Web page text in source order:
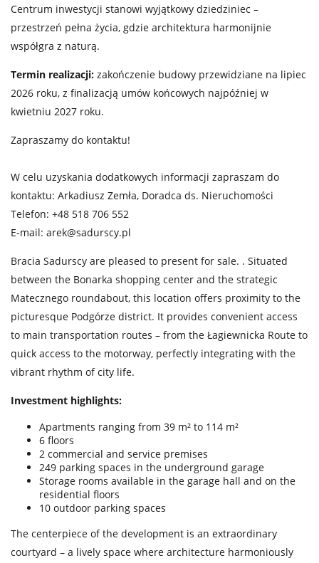
Centrum inwestycji stanowi wyjątkowy dziedziniec –
przestrzeń pełna życia, gdzie architektura harmonijnie
współgra z naturą.
Termin realizacji: zakończenie budowy przewidziane na lipiec
2026 roku, z finalizacją umów końcowych najpóźniej w
kwietniu 2027 roku.
Zapraszamy do kontaktu!
W celu uzyskania dodatkowych informacji zapraszam do
kontaktu: Arkadiusz Zemła, Doradca ds. Nieruchomości
Telefon: +48 518 706 552
E-mail: arek@sadurscy.pl
Bracia Sadurscy are pleased to present for sale. . Situated
between the Bonarka shopping center and the strategic
Matecznego roundabout, this location offers proximity to the
picturesque Podgórze district. It provides convenient access
to main transportation routes – from the Łagiewnicka Route to
quick access to the motorway, perfectly integrating with the
vibrant rhythm of city life.
Investment highlights:
Apartments ranging from 39 m² to 114 m²
6 floors
2 commercial and service premises
249 parking spaces in the underground garage
Storage rooms available in the garage hall and on the
residential floors
10 outdoor parking spaces
The centerpiece of the development is an extraordinary
courtyard – a lively space where architecture harmoniously